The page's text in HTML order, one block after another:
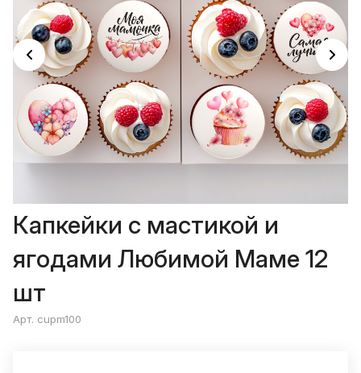
Капкейки с мастикой и
ягодами Любимой Маме 12
шт
Арт. cupm100